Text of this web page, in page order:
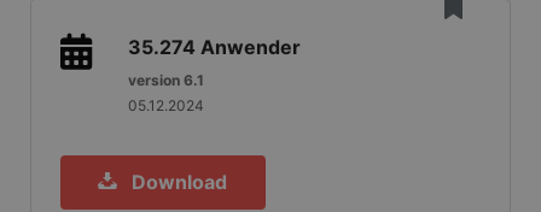
35.274 Anwender
version 6.1
05.12.2024
Download